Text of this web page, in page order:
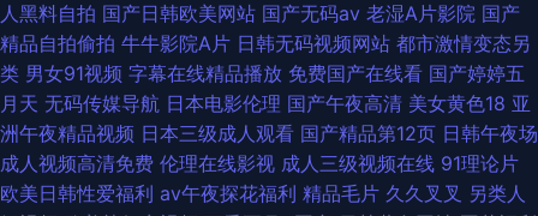
人黑料自拍 国产日韩欧美网站 国产无码av 老湿A片影院 国产
精品自拍偷拍 牛牛影院A片 日韩无码视频网站 都市激情变态另
类 男女91视频 字幕在线精品播放 免费国产在线看 国产婷婷五
月天 无码传媒导航 日本电影伦理 国产午夜高清 美女黄色18 亚
洲午夜精品视频 日本三级成人观看 国产精品第12页 日韩午夜场
成人视频高清免费 伦理在线影视 成人三级视频在线 91理论片
欧美日韩性爱福利 av午夜探花福利 精品毛片 久久叉叉 另类人